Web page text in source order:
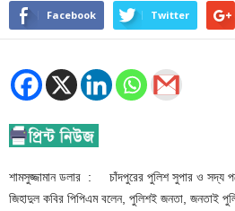
Facebook Twitter
শামসুজ্জামান ডলার : চাঁদপুরের পুলিশ সুপার ও সদ্য
জিহাদুল কবির পিপিএম বলেন, পুলিশই জনতা, জনতাই